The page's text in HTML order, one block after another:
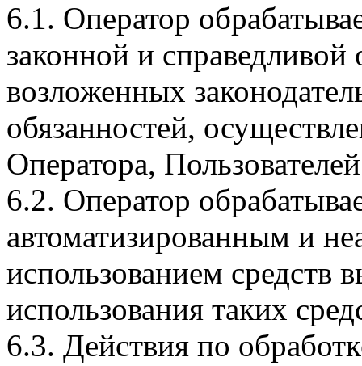
6.1. Оператор
законной и
возложенных
обязанностей,
Оператора,
6.2. Оператор
автоматизированным и
использованием средств
использования таких
6.3. Действия по